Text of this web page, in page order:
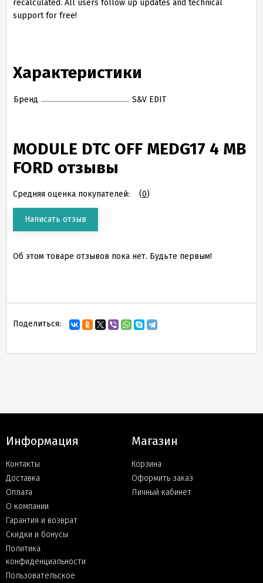
recalculated. All users follow up updates and technical
support for free!
Характеристики
Бренд S&V EDIT
MODULE DTC OFF MEDG17 4 MB
FORD отзывы
Средняя оценка покупателей: (0)
Написать отзыв
Об этом товаре отзывов пока нет. Будьте первым!
Поделиться:
Информация
Контакты
Доставка
Оплата
О компании
Гарантия и возврат
Скидки и бонусы
Политика
конфиденциальности
Пользовательское
Магазин
Корзина
Оформить заказ
Личный кабинет